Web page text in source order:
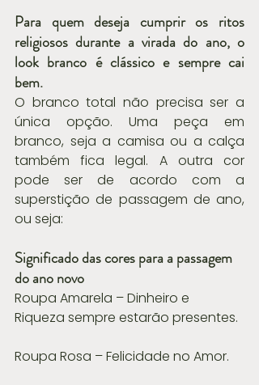
Para quem deseja cumprir os ritos
religiosos durante a virada do ano, o
look branco é clássico e sempre cai
bem.
O branco total não precisa ser a
única opção. Uma peça em
branco, seja a camisa ou a calça
também fica legal. A outra cor
pode ser de acordo com a
superstição de passagem de ano,
ou seja:
Significado das cores para a passagem
do ano novo
Roupa Amarela – Dinheiro e
Riqueza sempre estarão presentes.
Roupa Rosa – Felicidade no Amor.